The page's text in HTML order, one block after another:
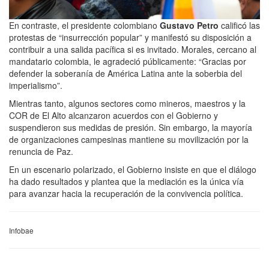
En contraste, el presidente colombiano Gustavo Petro calificó las
protestas de “insurrección popular” y manifestó su disposición a
contribuir a una salida pacífica si es invitado. Morales, cercano al
mandatario colombia, le agradeció públicamente: “Gracias por
defender la soberanía de América Latina ante la soberbia del
imperialismo”.
Mientras tanto, algunos sectores como mineros, maestros y la
COR de El Alto alcanzaron acuerdos con el Gobierno y
suspendieron sus medidas de presión. Sin embargo, la mayoría
de organizaciones campesinas mantiene su movilización por la
renuncia de Paz.
En un escenario polarizado, el Gobierno insiste en que el diálogo
ha dado resultados y plantea que la mediación es la única vía
para avanzar hacia la recuperación de la convivencia política.
Infobae